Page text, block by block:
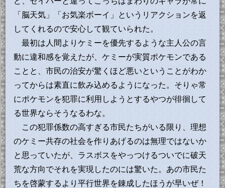
「脳天気」「お気楽ボーイ」というリアクションを返
してくれるので安心して観ていられた。
最初は人間よりケミーを優先するような主人公の言
動に違和感を覚えたが、ケミーが実質ポケモンである
ことと、市民の治安が驚くほど悪いということがわか
ってからは素直に飲み込めるようになった。そりゃ常
にポケモンを犯罪に利用しようとするやつが徘徊して
る世界ならそうなるわな。
この犯罪係数の高すぎる市民たちがいる限り、理想
のケミー共存の社会を作りあげるのは無理ではないか
と思っていたが、ラスボスをやっつけるついでに破天
荒な方向でそれを実現したのには驚いた。あの市民た
ちを啓蒙するより平行世界を錬成したほうが早いぜ！